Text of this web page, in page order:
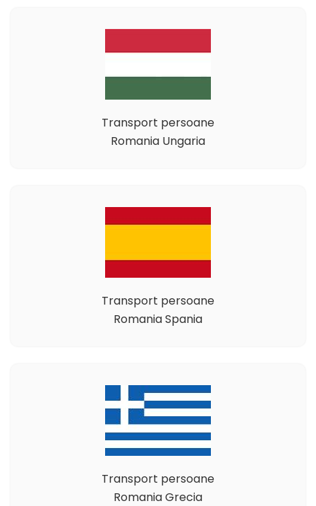
Transport persoane
Romania Ungaria
Transport persoane
Romania Spania
Transport persoane
Romania Grecia